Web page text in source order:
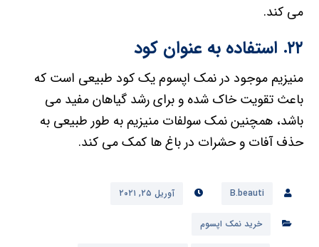
می کند.
۲۲. استفاده به عنوان کود
منیزیم موجود در نمک اپسوم یک کود طبیعی است که
باعث تقویت خاک شده و برای رشد گیاهان مفید می
باشد، همچنین نمک سولفات منیزیم به طور طبیعی به
حذف آفات و حشرات در باغ ها کمک می کند.
B.beauti آوریل ۲۵, ۲۰۲۱
خرید نمک اپسوم